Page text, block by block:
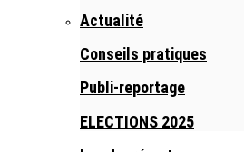
Actualité
Conseils pratiques
Publi-reportage
ELECTIONS 2025